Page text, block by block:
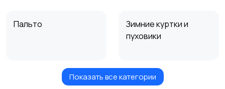
Пальто
Зимние куртки и
пуховики
Демисезонные
Показать все категории